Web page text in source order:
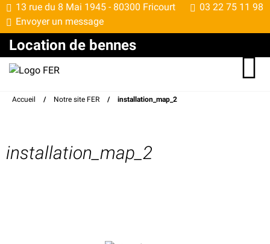
13 rue du 8 Mai 1945 - 80300 Fricourt
03 22 75 11 98
Envoyer un message
Location de bennes
Accueil / Notre site FER / installation_map_2
installation_map_2